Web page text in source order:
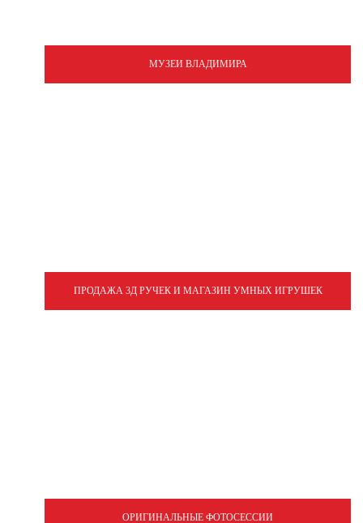
МУЗЕИ ВЛАДИМИРА
ПРОДАЖА 3Д РУЧЕК И МАГАЗИН УМНЫХ ИГРУШЕК
ОРИГИНАЛЬНЫЕ ФОТОСЕССИИ